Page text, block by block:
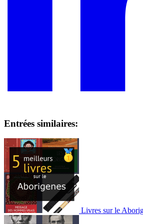
Entrées similaires:
Livres sur le